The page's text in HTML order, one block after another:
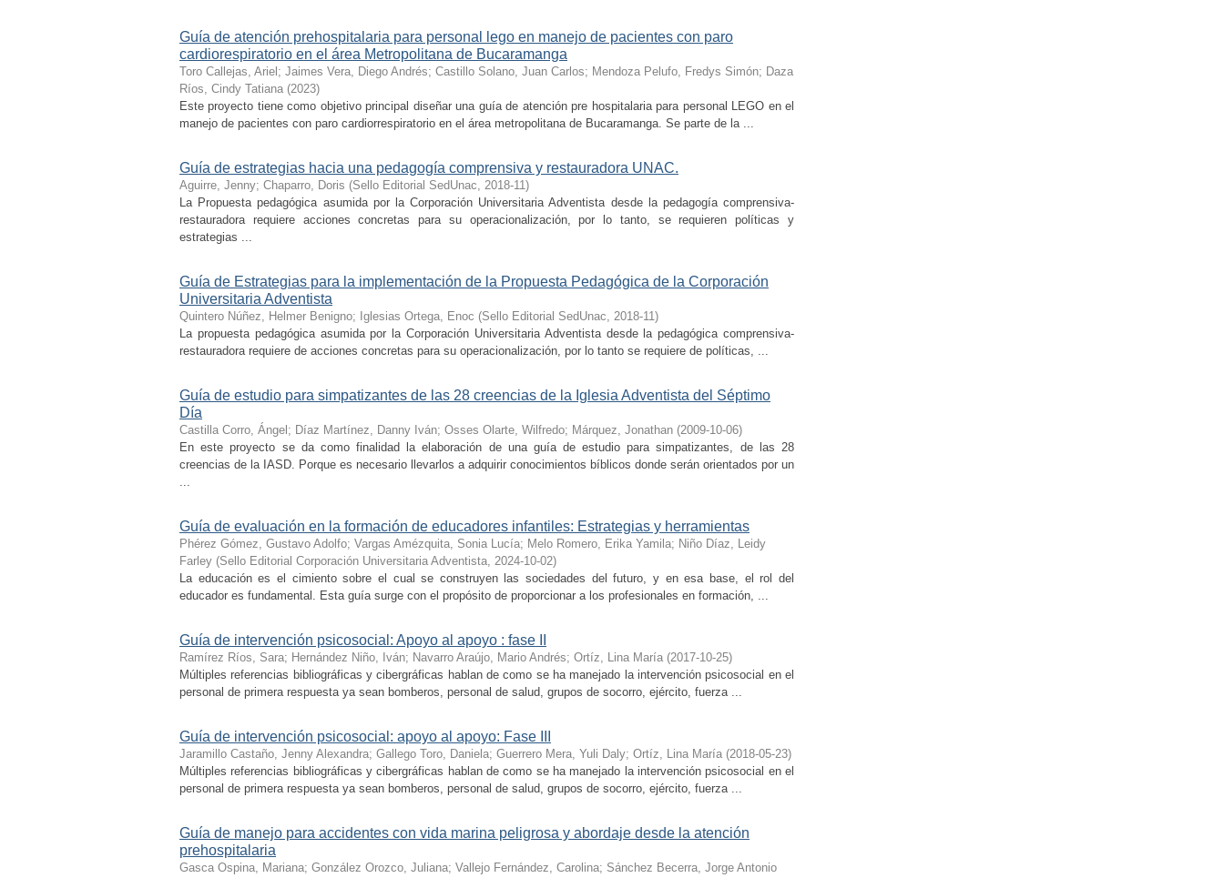
Guía de atención prehospitalaria para personal lego en manejo de pacientes con paro
cardiorespiratorio en el área Metropolitana de Bucaramanga
Toro Callejas, Ariel ; Jaimes Vera, Diego Andrés; Castillo Solano, Juan Carlos; Mendoza Pelufo, Fredys Simón; Daza
Ríos, Cindy Tatiana (2023)
Este proyecto tiene como objetivo principal diseñar una guía de atención pre hospitalaria para personal LEGO en el
manejo de pacientes con paro cardiorrespiratorio en el área metropolitana de Bucaramanga. Se parte de la ...
Guía de estrategias hacia una pedagogía comprensiva y restauradora UNAC.
Aguirre, Jenny; Chaparro, Doris (Sello Editorial SedUnac, 2018-11)
La Propuesta pedagógica asumida por la Corporación Universitaria Adventista desde la pedagogía comprensiva-
restauradora requiere acciones concretas para su operacionalización, por lo tanto, se requieren políticas y
estrategias ...
Guía de Estrategias para la implementación de la Propuesta Pedagógica de la Corporación
Universitaria Adventista
Quintero Núñez, Helmer Benigno; Iglesias Ortega, Enoc (Sello Editorial SedUnac, 2018-11)
La propuesta pedagógica asumida por la Corporación Universitaria Adventista desde la pedagógica comprensiva-
restauradora requiere de acciones concretas para su operacionalización, por lo tanto se requiere de políticas, ...
Guía de estudio para simpatizantes de las 28 creencias de la Iglesia Adventista del Séptimo
Día
Castilla Corro, Ángel ; Díaz Martínez, Danny Iván; Osses Olarte, Wilfredo; Márquez, Jonathan (2009-10-06)
En este proyecto se da como finalidad la elaboración de una guía de estudio para simpatizantes, de las 28
creencias de la IASD. Porque es necesario llevarlos a adquirir conocimientos bíblicos donde serán orientados por un
...
Guía de evaluación en la formación de educadores infantiles: Estrategias y herramientas
Phérez Gómez, Gustavo Adolfo; Vargas Amézquita, Sonia Lucía; Melo Romero, Erika Yamila; Niño Díaz, Leidy
Farley (Sello Editorial Corporación Universitaria Adventista, 2024-10-02)
La educación es el cimiento sobre el cual se construyen las sociedades del futuro, y en esa base, el rol del
educador es fundamental. Esta guía surge con el propósito de proporcionar a los profesionales en formación, ...
Guía de intervención psicosocial: Apoyo al apoyo : fase II
Ramírez Ríos, Sara; Hernández Niño, Iván; Navarro Araújo, Mario Andrés; Ortíz, Lina María (2017-10-25)
Múltiples referencias bibliográficas y cibergráficas hablan de como se ha manejado la intervención psicosocial en el
personal de primera respuesta ya sean bomberos, personal de salud, grupos de socorro, ejército, fuerza ...
Guía de intervención psicosocial: apoyo al apoyo: Fase III
Jaramillo Castaño, Jenny Alexandra; Gallego Toro, Daniela; Guerrero Mera, Yuli Daly; Ortíz, Lina María (2018-05-23)
Múltiples referencias bibliográficas y cibergráficas hablan de como se ha manejado la intervención psicosocial en el
personal de primera respuesta ya sean bomberos, personal de salud, grupos de socorro, ejército, fuerza ...
Guía de manejo para accidentes con vida marina peligrosa y abordaje desde la atención
prehospitalaria
Gasca Ospina, Mariana; González Orozco, Juliana; Vallejo Fernández, Carolina; Sánchez Becerra, Jorge Antonio